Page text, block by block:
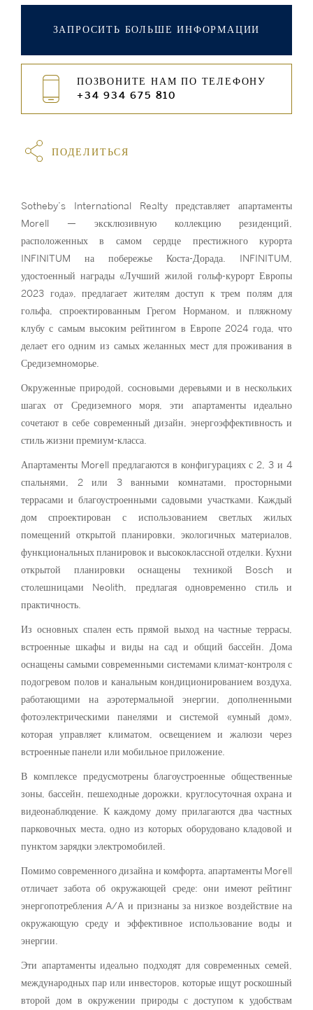
ЗАПРОСИТЬ БОЛЬШЕ ИНФОРМАЦИИ
ПОЗВОНИТЕ НАМ ПО ТЕЛЕФОНУ
+34 934 675 810
ПОДЕЛИТЬСЯ
Sotheby’s International Realty представляет апартаменты
Morell — эксклюзивную коллекцию резиденций,
расположенных в самом сердце престижного курорта
INFINITUM на побережье Коста-Дорада. INFINITUM,
удостоенный награды «Лучший жилой гольф-курорт Европы
2023 года», предлагает жителям доступ к трем полям для
гольфа, спроектированным Грегом Норманом, и пляжному
клубу с самым высоким рейтингом в Европе 2024 года, что
делает его одним из самых желанных мест для проживания в
Средиземноморье.
Окруженные природой, сосновыми деревьями и в нескольких
шагах от Средиземного моря, эти апартаменты идеально
сочетают в себе современный дизайн, энергоэффективность и
стиль жизни премиум-класса.
Апартаменты Morell предлагаются в конфигурациях с 2, 3 и 4
спальнями, 2 или 3 ванными комнатами, просторными
террасами и благоустроенными садовыми участками. Каждый
дом спроектирован с использованием светлых жилых
помещений открытой планировки, экологичных материалов,
функциональных планировок и высококлассной отделки. Кухни
открытой планировки оснащены техникой Bosch и
столешницами Neolith, предлагая одновременно стиль и
практичность.
Из основных спален есть прямой выход на частные террасы,
встроенные шкафы и виды на сад и общий бассейн. Дома
оснащены самыми современными системами климат-контроля с
подогревом полов и канальным кондиционированием воздуха,
работающими на аэротермальной энергии, дополненными
фотоэлектрическими панелями и системой «умный дом»,
которая управляет климатом, освещением и жалюзи через
встроенные панели или мобильное приложение.
В комплексе предусмотрены благоустроенные общественные
зоны, бассейн, пешеходные дорожки, круглосуточная охрана и
видеонаблюдение. К каждому дому прилагаются два частных
парковочных места, одно из которых оборудовано кладовой и
пунктом зарядки электромобилей.
Помимо современного дизайна и комфорта, апартаменты Morell
отличает забота об окружающей среде: они имеют рейтинг
энергопотребления A/A и признаны за низкое воздействие на
окружающую среду и эффективное использование воды и
энергии.
Эти апартаменты идеально подходят для современных семей,
международных пар или инвесторов, которые ищут роскошный
второй дом в окружении природы с доступом к удобствам